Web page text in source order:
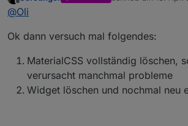
Edit: verschoben, da Frage Fehler betrifft
Offline zuletzt editiert von
@Oli
Ok dann versuch mal folgendes:
MaterialCSS vollständig löschen,
verursacht manchmal probleme
Widget löschen und nochmal neu